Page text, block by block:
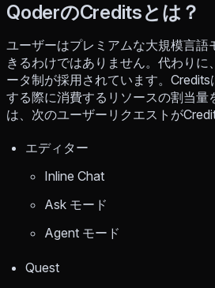
QoderのCreditsとは？
ユーザーはプレミアムな大規模言語
きるわけではありません。代わりに
ータ制が採用されています。
する際に消費するリソースの割当量
は、次のユーザーリクエストが
エディター
Inline Chat
Ask モード
Agent モード
Quest